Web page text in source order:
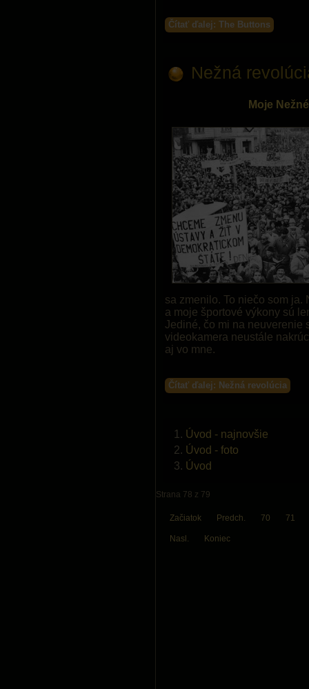
Čítať ďalej: The Buttons
Nežná
Moje
sa zmenilo. To niečo som
a moje športové výkony sú
Jediné, čo mi na neuverenie
videokamera neustále
aj vo mne.
Čítať ďalej: Nežná revolúcia
Úvod - najnovšie
Úvod - foto
Úvod
Strana 78 z 79
Začiatok Predch. 70 71
Nasl. Koniec